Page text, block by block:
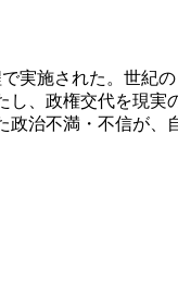
施された。世紀
、政権交代を現実
治不満・不信が、